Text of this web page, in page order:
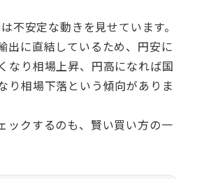
不安定な動きを見せています。
出に直結しているため、円安に
なり相場上昇、円高になれば国
り相場下落という傾向がありま
ックするのも、賢い買い方の一